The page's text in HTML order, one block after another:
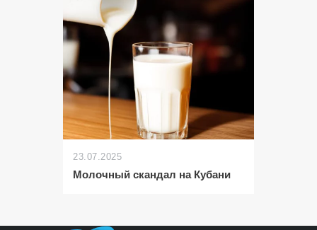
23.07.2025
Молочный скандал на Кубани